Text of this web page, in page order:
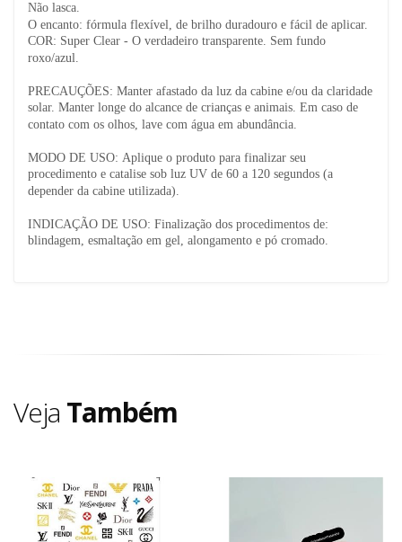
Não lasca.
O encanto: fórmula flexível, de brilho duradouro e fácil de aplicar.
COR: Super Clear - O verdadeiro transparente. Sem fundo
roxo/azul.
PRECAUÇÕES: Manter afastado da luz da cabine e/ou da claridade
solar. Manter longe do alcance de crianças e animais. Em caso de
contato com os olhos, lave com água em abundância.
MODO DE USO: Aplique o produto para finalizar seu
procedimento e catalise sob luz UV de 60 a 120 segundos (a
depender da cabine utilizada).
INDICAÇÃO DE USO: Finalização dos procedimentos de:
blindagem, esmaltação em gel, alongamento e pó cromado.
Veja Também